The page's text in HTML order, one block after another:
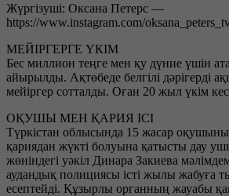
Жүргізуші: Оксана Петерс —
https://www.instagram.com/
МЕЙІРГЕРГЕ ҮКІМ
Бес миллион теңге мен қу дүние үшін
айырылды. Ақтөбеде белгілі дәрігерді
мейіргер сотталды. Оған 20 жыл үкім
ОҚУШЫ МЕН ҚАРИЯ ІСІ
Түркістан облысында 15 жасар
қариядан жүкті болуына қатысты дау
жөніндегі уәкіл Динара Закиева
аудандық полициясы істі жылы жабуға
есептейді. Құзырлы органның жауабы